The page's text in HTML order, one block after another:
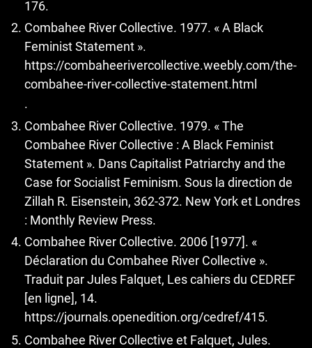
176.
Combahee River Collective. 1977. « A Black
Feminist Statement ».
https://combaheerivercollective.weebly.com/the-
combahee-river-collective-statement.html
.
Combahee River Collective. 1979. « The
Combahee River Collective : A Black Feminist
Statement ». Dans Capitalist Patriarchy and the
Case for Socialist Feminism. Sous la direction de
Zillah R. Eisenstein, 362-372. New York et Londres
: Monthly Review Press.
Combahee River Collective. 2006 [1977]. «
Déclaration du Combahee River Collective ».
Traduit par Jules Falquet, Les cahiers du CEDREF
[en ligne], 14.
https://journals.openedition.org/cedref/415.
Combahee River Collective et Falquet, Jules.